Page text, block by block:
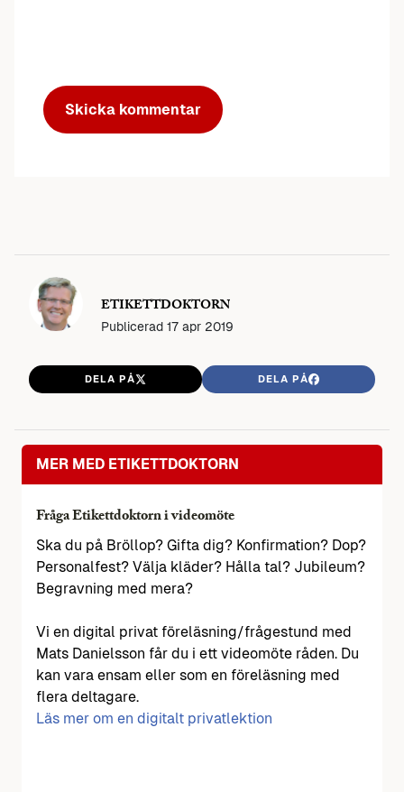
ETIKETTDOKTORN
Publicerad 17 apr 2019
DELA PÅ DELA PÅ
MER MED ETIKETTDOKTORN
Fråga Etikettdoktorn i videomöte
Ska du på Bröllop? Gifta dig? Konfirmation? Dop?
Personalfest? Välja kläder? Hålla tal? Jubileum?
Begravning med mera?
Vi en digital privat föreläsning/frågestund med
Mats Danielsson får du i ett videomöte råden. Du
kan vara ensam eller som en föreläsning med
flera deltagare.
Läs mer om en digitalt privatlektion